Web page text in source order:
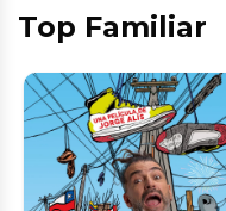
Top Familiar